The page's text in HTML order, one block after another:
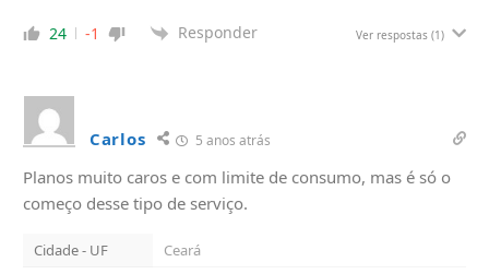
24 -1 Responder Ver respostas (1)
Carlos 5 anos atrás
Planos muito caros e com limite de consumo, mas é só o
começo desse tipo de serviço.
Cidade - UF Ceará